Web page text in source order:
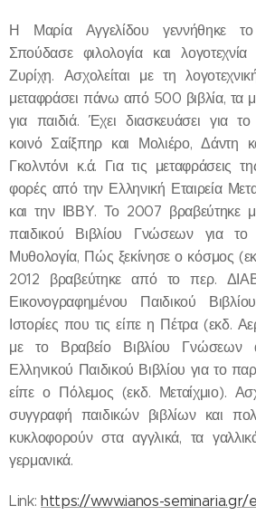
Η Μαρία Αγγελίδου γεννήθηκε
Σπούδασε φιλολογία και
Ζυρίχη. Ασχολείται με τη
μεταφράσει πάνω από 500 βιβλία, τα
για παιδιά. Έχει διασκευάσει για
κοινό Σαίξπηρ και Μολιέρο, Δάντη
Γκολντόνι κ.ά. Για τις μεταφράσεις
φορές από την Ελληνική Εταιρεία
και την ΙΒΒΥ. Το 2007 βραβεύτηκε
παιδικού Βιβλίου Γνώσεων για το
Μυθολογία, Πώς ξεκίνησε ο κόσμος
2012 βραβεύτηκε από το περ.
Εικονογραφημένου Παιδικού
Ιστορίες που τις είπε η Πέτρα (εκδ.
με το Βραβείο Βιβλίου
Ελληνικού Παιδικού Βιβλίου για το
είπε ο Πόλεμος (εκδ. Μεταίχμιο).
συγγραφή παιδικών βιβλίων και
κυκλοφορούν στα αγγλικά, τα
γερμανικά.
Link:https://www.ianos-